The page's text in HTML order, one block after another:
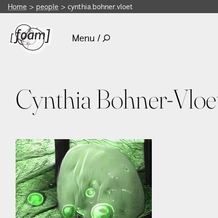
Home people cynthia.bohner.vloet
Menu /
Cynthia Bohner-